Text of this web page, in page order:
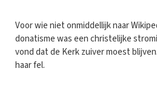
Voor wie niet onmiddellijk naar
donatisme was een christelijke
vond dat de Kerk zuiver moest
haar fel.